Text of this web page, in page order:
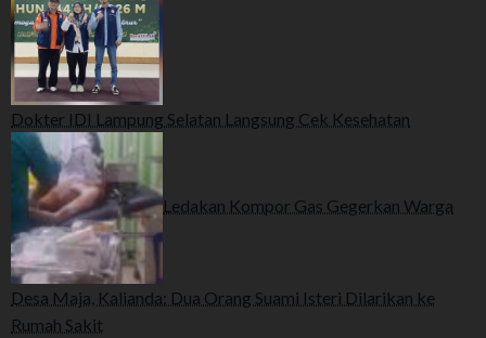
Dokter IDI Lampung Selatan Langsung Cek Kesehatan
Ledakan Kompor Gas Gegerkan Warga
Desa Maja, Kalianda: Dua Orang Suami Isteri Dilarikan ke
Rumah Sakit